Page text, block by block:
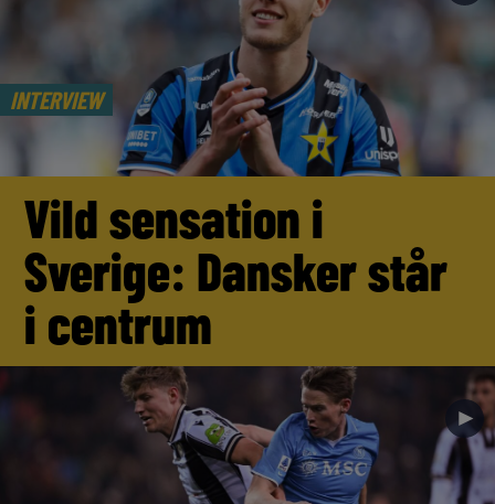
INTERVIEW
Vild sensation i
Sverige: Dansker står
i centrum
►